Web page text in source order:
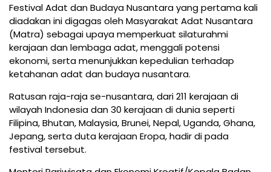
Festival Adat dan Budaya Nusantara yang pertama kali
diadakan ini digagas oleh Masyarakat Adat Nusantara
(Matra) sebagai upaya memperkuat silaturahmi
kerajaan dan lembaga adat, menggali potensi
ekonomi, serta menunjukkan kepedulian terhadap
ketahanan adat dan budaya nusantara.
Ratusan raja-raja se-nusantara, dari 211 kerajaan di
wilayah Indonesia dan 30 kerajaan di dunia seperti
Filipina, Bhutan, Malaysia, Brunei, Nepal, Uganda, Ghana,
Jepang, serta duta kerajaan Eropa, hadir di pada
festival tersebut.